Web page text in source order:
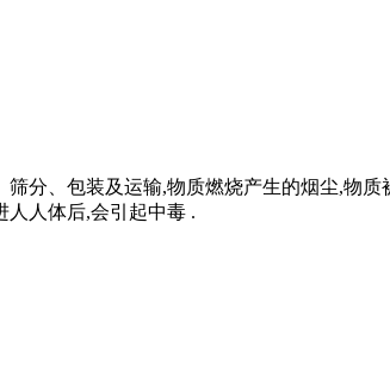
分、包装及运输,物质燃烧产生的烟尘,物
人体后,会引起中毒 .